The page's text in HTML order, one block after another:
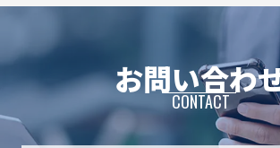
お問い合わ
CONTACT